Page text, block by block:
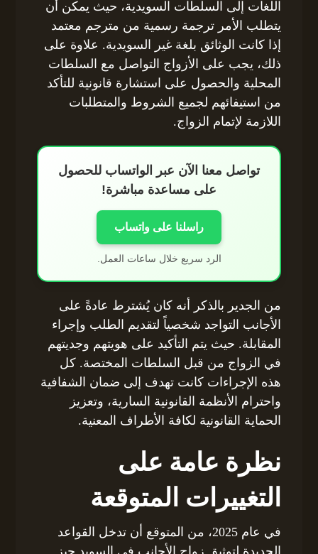
اللغات إلى السلطات السويدية، حيث يمكن أن
يتطلب الأمر ترجمة رسمية من مترجم معتمد
إذا كانت الوثائق بلغة غير السويدية. علاوة على
ذلك، يجب على الأزواج التواصل مع السلطات
المحلية والحصول على استشارة قانونية للتأكد
من استيفائهم لجميع الشروط والمتطلبات
اللازمة لإتمام الزواج.
تواصل معنا الآن عبر الواتساب للحصول
على مساعدة مباشرة!
راسلنا على واتساب
الرد سريع خلال ساعات العمل.
من الجدير بالذكر أنه كان يُشترط عادةً على
الأجانب التواجد شخصياً لتقديم الطلب وإجراء
المقابلة. حيث يتم التأكيد على هويتهم وجديتهم
في الزواج من قبل السلطات المختصة. كل
هذه الإجراءات كانت تهدف إلى ضمان الشفافية
واحترام الأنظمة القانونية السارية، وتعزيز
الحماية القانونية لكافة الأطراف المعنية.
نظرة عامة على
التغييرات المتوقعة
في عام 2025، من المتوقع أن تدخل القواعد
الجديدة لتوثيق زواج الأجانب في السويد حيز